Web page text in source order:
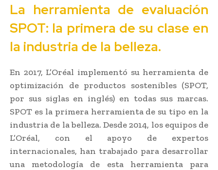
La herramienta de evaluación
SPOT: la primera de su clase en
la industria de la belleza.
En 2017, L’Oréal implementó su herramienta de
optimización de productos sostenibles (SPOT,
por sus siglas en inglés) en todas sus marcas.
SPOT es la primera herramienta de su tipo en la
industria de la belleza. Desde 2014, los equipos de
L’Oréal, con el apoyo de expertos
internacionales, han trabajado para desarrollar
una metodología de esta herramienta para